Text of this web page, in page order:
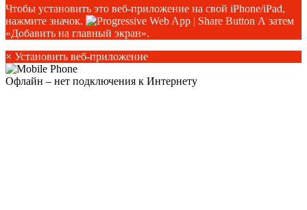
Чтобы установить это веб-приложение на свой iPhone/iPad,
нажмите значок.
А затем
«Добавить на главный экран».
× Установить веб-приложение
Офлайн – нет подключения к Интернету